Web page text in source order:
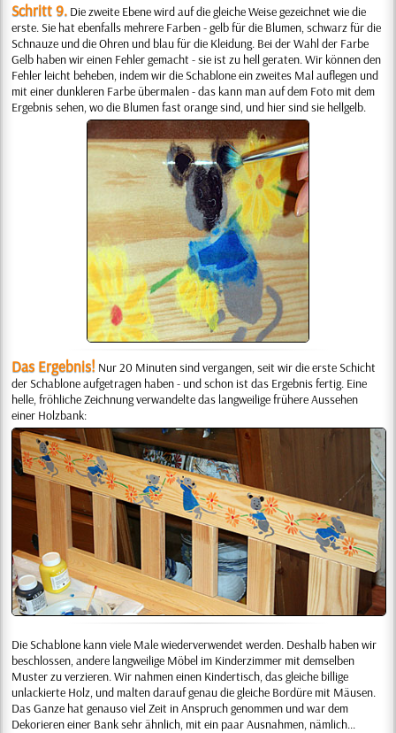
Schritt 9. Die zweite Ebene wird auf die gleiche Weise gezeichnet wie die
erste. Sie hat ebenfalls mehrere Farben - gelb für die Blumen, schwarz für die
Schnauze und die Ohren und blau für die Kleidung. Bei der Wahl der Farbe
Gelb haben wir einen Fehler gemacht - sie ist zu hell geraten. Wir können den
Fehler leicht beheben, indem wir die Schablone ein zweites Mal auflegen und
mit einer dunkleren Farbe übermalen - das kann man auf dem Foto mit dem
Ergebnis sehen, wo die Blumen fast orange sind, und hier sind sie hellgelb.
Das Ergebnis! Nur 20 Minuten sind vergangen, seit wir die erste Schicht
der Schablone aufgetragen haben - und schon ist das Ergebnis fertig. Eine
helle, fröhliche Zeichnung verwandelte das langweilige frühere Aussehen
einer Holzbank:
Die Schablone kann viele Male wiederverwendet werden. Deshalb haben wir
beschlossen, andere langweilige Möbel im Kinderzimmer mit demselben
Muster zu verzieren. Wir nahmen einen Kindertisch, das gleiche billige
unlackierte Holz, und malten darauf genau die gleiche Bordüre mit Mäusen.
Das Ganze hat genauso viel Zeit in Anspruch genommen und war dem
Dekorieren einer Bank sehr ähnlich, mit ein paar Ausnahmen, nämlich...